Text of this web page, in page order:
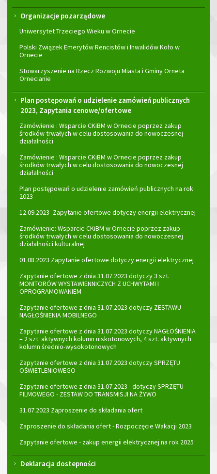
Organizacje pozarządowe
Uniwersytet Trzeciego Wieku w Ornecie
Polski Związek Emerytów Rencistów i Inwalidów Koło w
Ornecie
Stowarzyszenie na Rzecz Rozwoju Miasta i Gminy Orneta
Ornecianie
Plan postępowań o udzielenie zamówień publicznych
2023, Zapytania cenowe/ofertowe
Zamówienie : Wsparcie CKiBM w Ornecie poprzez zakup
środków trwałych w celu dostosowania do nowoczesnej
działalności
Zamówienie : Wsparcie CKiBM w Ornecie poprzez zakup
środków trwałych w celu dostosowania do nowoczesnej
działalności
Plan postępowań o udzielenie zamówień publicznych na rok
2023
12.09.2023 -Zapytanie ofertowe dotyczy energii elektrycznej
Zamówienie: Wsparcie CKiBM w Ornecie poprzez zakup
środków trwałych w celu dostosowania do nowoczesnej
działalności kulturalnej
01.08.2023 Zapytanie ofertowe dotyczy energii elektrycznej
Zapytanie ofertowe z dnia 31.07.2023 dotyczy 3 szt.
MONITORÓW WYSTAWIENNICZYCH Z UCHWYTAMI I
OPROGRAMOWANIEM
Zapytanie ofertowe z dnia 31.07.2023 dotyczy ZESTAWU
NAGŁOŚNIENIA MOBILNEGO
Zapytanie ofertowe z dnia 31.07.2023 dotyczy NAGŁOŚNIENIA
– 2 szt. aktywnych kolumn niskotonowych, 4 szt. aktywnych
kolumn średnio-wysokotonowych
Zapytanie ofertowe z dnia 31.07.2023 dotyczy SPRZĘTU
OŚWIETLENIOWEGO
Zapytanie ofertowe z dnia 31.07.2023 - dotyczy SPRZĘTU
FILMOWEGO - ZESTAW DO TRANSMISJI NA ŻYWO
31.07.2023 Zaproszenie do składania ofert
Zaproszenie do składania ofert - Rozpoczęcie Wakacji 2023
Zapytanie ofertowe - zakup energii elektrycznej na rok 2025
Deklaracja dostepności